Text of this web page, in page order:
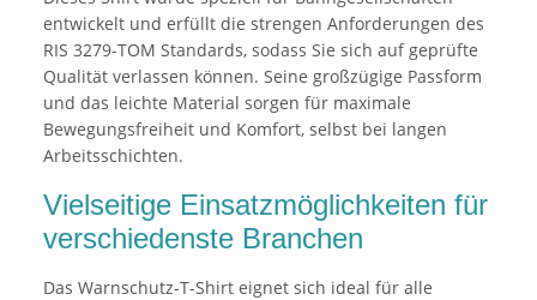
entwickelt und erfüllt die strengen Anforderungen des
RIS 3279-TOM Standards, sodass Sie sich auf geprüfte
Qualität verlassen können. Seine großzügige Passform
und das leichte Material sorgen für maximale
Bewegungsfreiheit und Komfort, selbst bei langen
Arbeitsschichten.
Vielseitige Einsatzmöglichkeiten für
verschiedenste Branchen
Das Warnschutz-T-Shirt eignet sich ideal für alle